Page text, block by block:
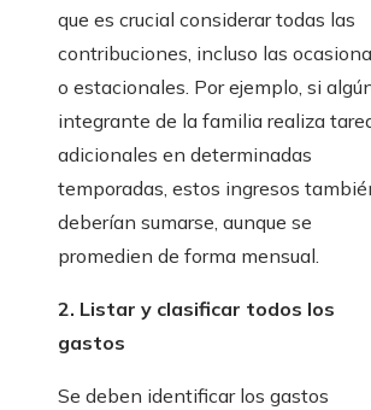
que es crucial considerar todas las
contribuciones, incluso las
o estacionales. Por ejemplo, si
integrante de la familia realiza
adicionales en determinadas
temporadas, estos ingresos
deberían sumarse, aunque se
promedien de forma mensual.
2. Listar y clasificar todos los
gastos
Se deben identificar los gastos